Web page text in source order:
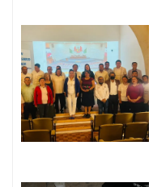
n
d
e
e